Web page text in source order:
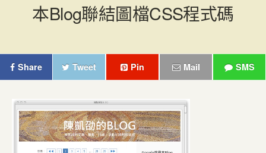
本Blog聯結圖檔CSS程式碼
Share Tweet Pin Mail SMS